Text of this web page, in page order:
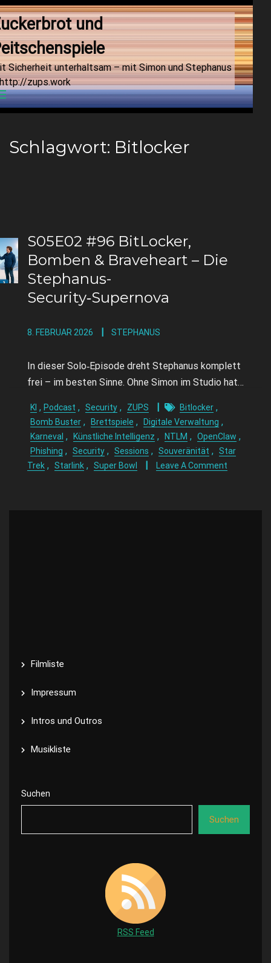
und
Sicherheit unterhaltsam – mit Simon und Stephanus
zups.work
Schlagwort: Bitlocker
S05E02 #96 BitLocker,
Bomben & Braveheart – Die
Stephanus-
Security‑Supernova
8. FEBRUAR 2026 STEPHANUS
In dieser Solo‑Episode dreht Stephanus komplett
frei – im besten Sinne. Ohne Simon im Studio hat…
KI , Podcast , Security , ZUPS Bitlocker ,
Bomb Buster , Brettspiele , Digitale Verwaltung ,
Karneval , Künstliche Intelligenz , NTLM , OpenClaw ,
Phishing , Security , Sessions , Souveränität , Star
Trek , Starlink , Super Bowl Leave A Comment
Filmliste
Impressum
Intros und Outros
Musikliste
Suchen
Suchen
RSS Feed